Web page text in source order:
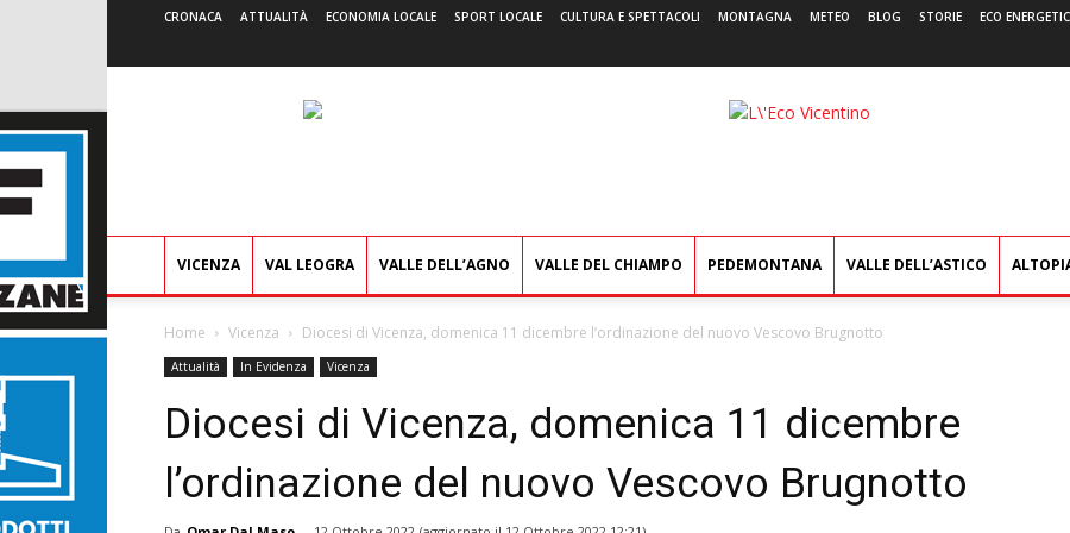
CRONACA ATTUALITÀ ECONOMIA LOCALE SPORT LOCALE CULTURA E SPETTACOLI MONTAGNA METEO BLOG STORIE ECO
L'Eco
VICENZA VAL LEOGRA VALLE DELL’AGNO VALLE DEL CHIAMPO PEDEMONTANA VALLE DELL’ASTICO
Home Vicenza Diocesi di Vicenza, domenica 11 dicembre l’ordinazione del nuovo Vescovo Brugnotto
Attualità In Evidenza Vicenza
Diocesi di Vicenza, domenica 11 dicembre
l’ordinazione del nuovo Vescovo Brugnotto